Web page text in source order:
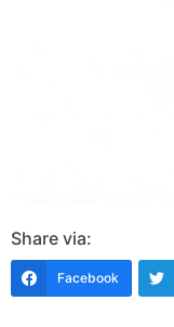
Share via:
Facebook